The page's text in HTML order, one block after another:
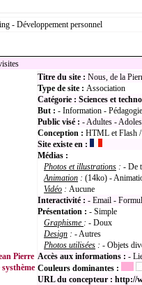
- Développement personnel
Pierre
Titre du site : Nous, de la
Type de site : Association
Catégorie : Sciences et
But : - Information -
Public visé : - Adultes -
Conception : HTML et Flash /
Site existe en :
Médias :
Photos et illustrations : - De
Animation : (14ko) -
Vidéo : Aucune
Interactivité : - Email -
Présentation : - Simple
Graphisme : - Doux
Design : - Autres
Photos utilisées : - Objets
Accès aux informations : -
Couleurs dominantes :
URL du concepteur : http://